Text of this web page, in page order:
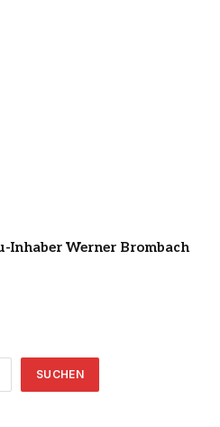
Inhaber Werner Brombach
SUCHEN